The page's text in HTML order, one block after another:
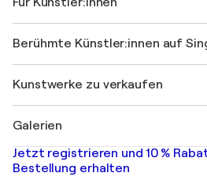
Einen Gutschein verschenken
Werden Sie Mitglied unseres
Ihr Konto
+49 30 31196995
FAQ
Singulart-Magazin
Jobs
Entdecken Sie kuratierte
Als Künstler anmelden
Berühmte Künstler:innen auf
Marc Chagall
Banksy
Mr. Brainwash
Shepard Fairey
Kunstwerke zu verkaufen
Abstrakte Gemälde zu verkaufen
Landschaftsgemälde
Drucke
Galerien
Kunstgalerien in Deutschland
Kunstgalerien in Schweiz
Jetzt registrieren und 10 %
Bestellung erhalten